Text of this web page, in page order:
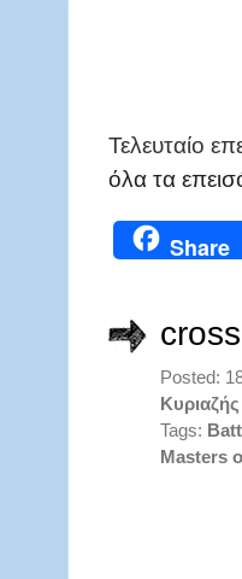
Τελευταίο
όλα τα
Share
Posted:
Κυριαζής
Tags:
Masters